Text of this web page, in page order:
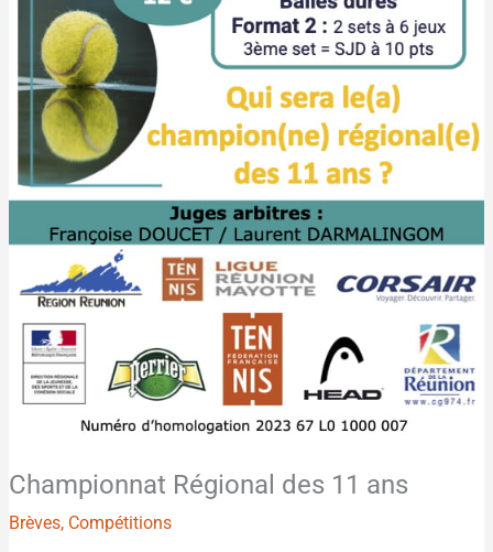
Championnat Régional des 11 ans
Brèves, Compétitions